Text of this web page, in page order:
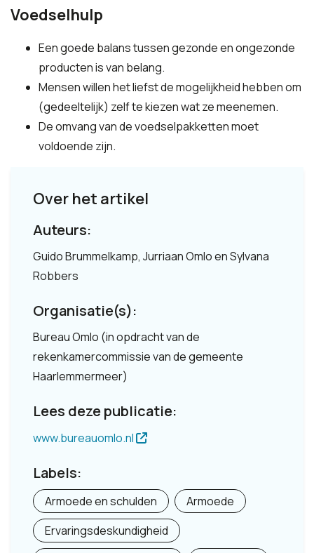
Voedselhulp
Een goede balans tussen gezonde en ongezonde
producten is van belang.
Mensen willen het liefst de mogelijkheid hebben om
(gedeeltelijk) zelf te kiezen wat ze meenemen.
De omvang van de voedselpakketten moet
voldoende zijn.
Over het artikel
Auteurs:
Guido Brummelkamp, Jurriaan Omlo en Sylvana
Robbers
Organisatie(s):
Bureau Omlo (in opdracht van de
rekenkamercommissie van de gemeente
Haarlemmermeer)
Lees deze publicatie:
www.bureauomlo.nl
Labels:
Armoede en schulden
Armoede
Ervaringsdeskundigheid